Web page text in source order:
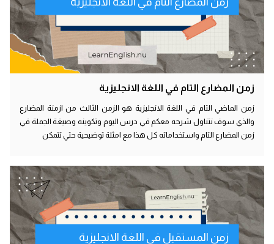
زمن المضارع التام في اللغة الانجليزية
زمن الماضي التام في اللغة الانجليزية هو الزمن الثالث من ازمنة المضارع
والذي سوف نتناول شرحه معكم في درس اليوم وتكوينه وصيغة الجملة في
زمن المضارع التام واستخداماته كل هذا مع امثلة توضيحية حتي تتمكن
زمن المستقبل في اللغة الانجليزية